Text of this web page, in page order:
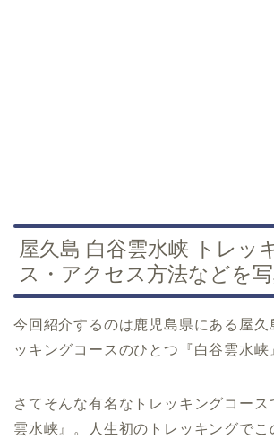
屋久島 白谷雲水峡 トレッ
ス・アクセス方法などを
今回紹介するのは鹿児島県にある屋久
ッキングコースのひとつ『白谷雲水峡
さてそんな有名なトレッキングコース
雲水峡』。人生初のトレッキングでこ